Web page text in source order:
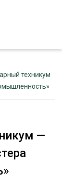
техникум
—